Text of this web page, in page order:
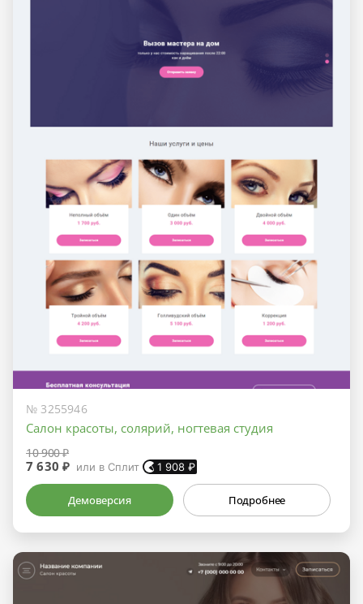
№ 3255946
Салон красоты, солярий, ногтевая студия
10 900 ₽
7 630 ₽ или в Сплит 1 908 ₽
Демоверсия Подробнее